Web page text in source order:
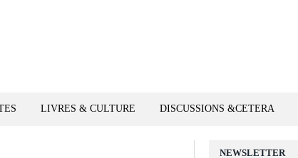
LIVRES & CULTURE DISCUSSIONS &CETERA
NEWSLETTER